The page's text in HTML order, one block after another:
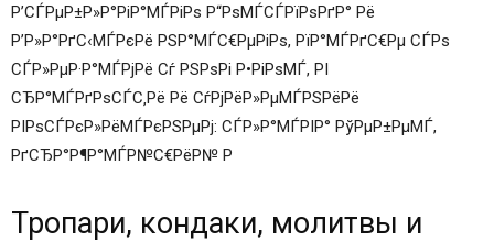
Р’СЃРµР±Р»Р°РіР°МЃРіРѕ Р“РѕМЃСЃРїРѕРґР° Рё
Р’Р»Р°РґС‹МЃРєРё РЅР°МЃС€РµРіРѕ, РїР°МЃРґС€Рµ СЃРѕ
СЃР»РµР·Р°МЃРјРё Сѓ РЅРѕРі Р•РіРѕМЃ, РІ
СЂР°МЃРґРѕСЃС‚Рё Рё СѓРјРёР»РµМЃРЅРёРё
РІРѕСЃРєР»РёМЃРєРЅРµРј: СЃР»Р°МЃРІР° РўРµР±РµМЃ,
РґСЂР°Р¶Р°МЃР№С€РёР№ Р
Тропари, кондаки, молитвы и